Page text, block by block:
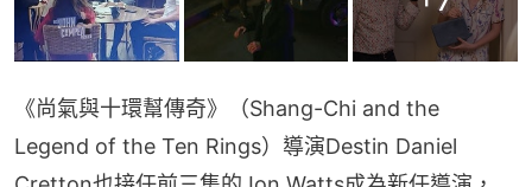
《尚氣與十環幫傳奇》（Shang-Chi and the
Legend of the Ten Rings）導演Destin Daniel